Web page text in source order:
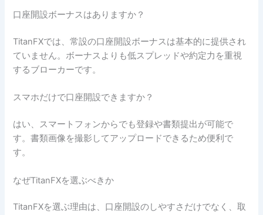
口座開設ボーナスはありますか？
TitanFXでは、常設の口座開設ボーナスは基本的に提供され
ていません。ボーナスよりも低スプレッドや約定力を重視
するブローカーです。
スマホだけで口座開設できますか？
はい、スマートフォンからでも登録や書類提出が可能で
す。書類画像を撮影してアップロードできるため便利で
す。
なぜTitanFXを選ぶべきか
TitanFXを選ぶ理由は、口座開設のしやすさだけでなく、取